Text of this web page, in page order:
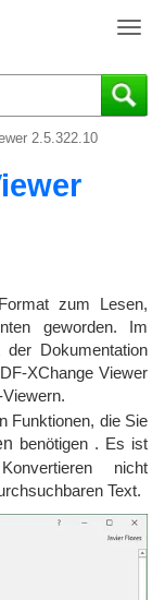
T
g
g
t
i
o
2.5.322.10
zum Lesen,
geworden. Im
Dokumentation
XChange Viewer
Funktionen, die Sie
benötigen . Es ist
nicht
Text.